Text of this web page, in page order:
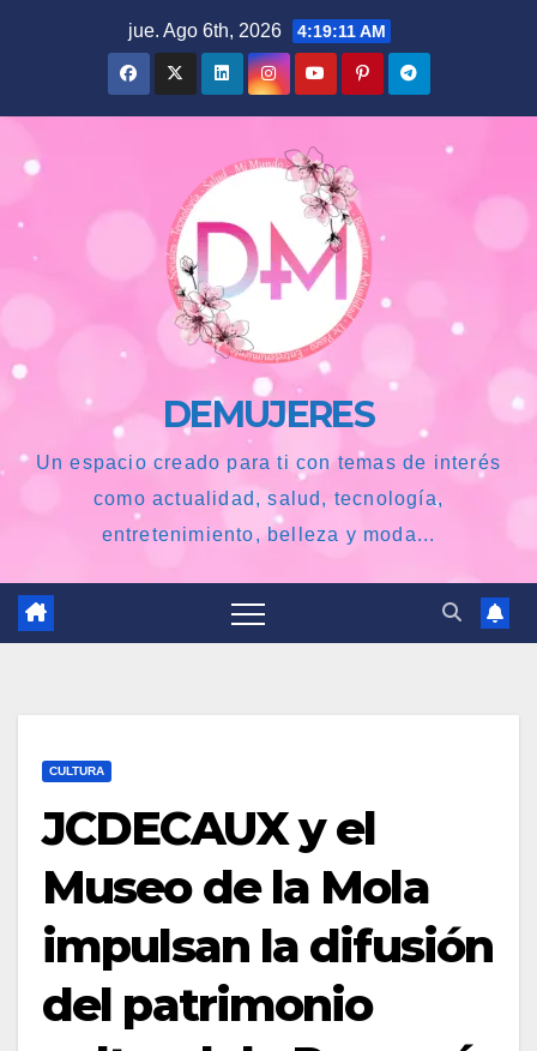
jue. Ago 6th, 2026 4:19:13 AM
DEMUJERES
Un espacio creado para ti con temas de interés
como actualidad, salud, tecnología,
entretenimiento, belleza y moda...
CULTURA
JCDECAUX y el
Museo de la Mola
impulsan la difusión
del patrimonio